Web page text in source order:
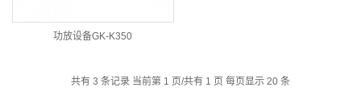
功放设备GK-K350
共有 3 条记录 当前第 1 页/共有 1 页 每页显示 20 条